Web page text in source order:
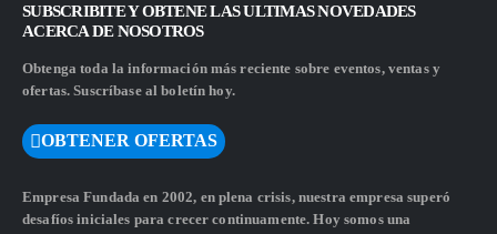
SUBSCRIBITE Y OBTENE LAS ULTIMAS NOVEDADES
ACERCA DE NOSOTROS
Obtenga toda la información más reciente sobre eventos, ventas y
ofertas. Suscríbase al boletín hoy.
OBTENER OFERTAS
Empresa Fundada en 2002, en plena crisis, nuestra empresa superó
desafíos iniciales para crecer continuamente. Hoy somos una